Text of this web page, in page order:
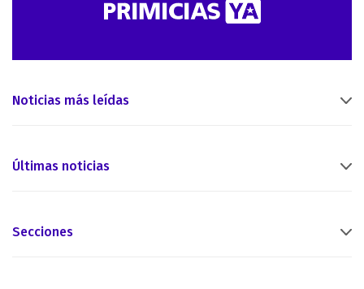
Noticias más leídas
Últimas noticias
Secciones